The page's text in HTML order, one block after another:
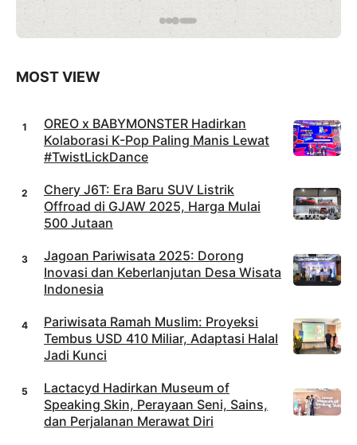
débuter
e sur
MOST VIEW
OREO x BABYMONSTER Hadirkan
Kolaborasi K-Pop Paling Manis Lewat
#TwistLickDance
Chery J6T: Era Baru SUV Listrik
Offroad di GJAW 2025, Harga Mulai
500 Jutaan
Jagoan Pariwisata 2025: Dorong
Inovasi dan Keberlanjutan Desa Wisata
Indonesia
Pariwisata Ramah Muslim: Proyeksi
Tembus USD 410 Miliar, Adaptasi Halal
Jadi Kunci
Lactacyd Hadirkan Museum of
Speaking Skin, Perayaan Seni, Sains,
dan Perjalanan Merawat Diri